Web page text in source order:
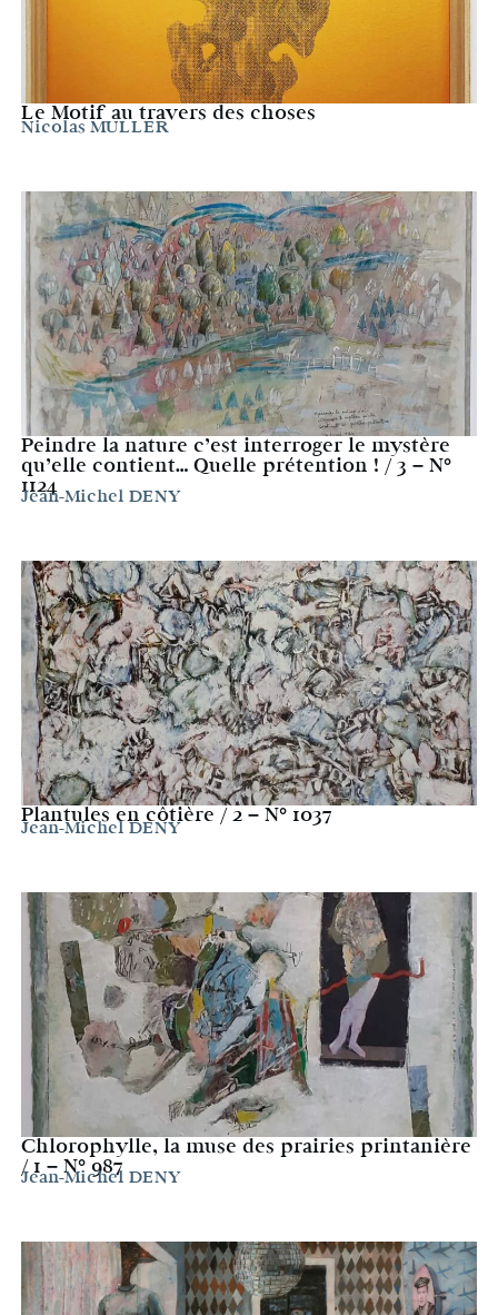
Le Motif au travers des choses
Nicolas MULLER
Peindre la nature c’est interroger le mystère
qu’elle contient… Quelle prétention ! / 3 – N°
1124
Jean-Michel DENY
Plantules en côtière / 2 – N° 1037
Jean-Michel DENY
Chlorophylle, la muse des prairies printanière
/ 1 – N° 987
Jean-Michel DENY